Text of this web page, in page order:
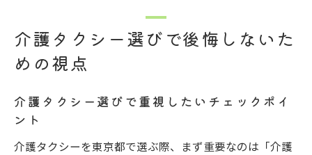
介護タクシー選びで後悔しないた
めの視点
介護タクシー選びで重視したいチェックポイ
ント
介護タクシーを東京都で選ぶ際、まず重要なのは「介護